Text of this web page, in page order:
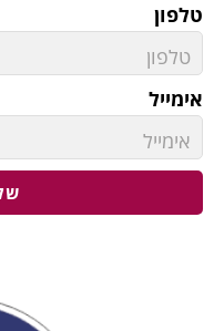
טלפון
אימייל